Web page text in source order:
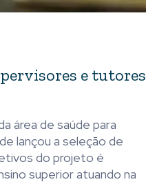
e tutores
área de saúde para
lançou a seleção de
do projeto é
superior atuando na